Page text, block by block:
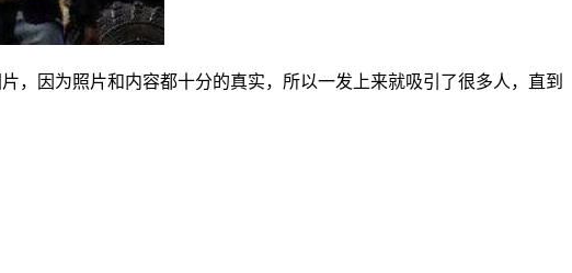
，因为照片和内容都十分的真实，所以一发上来就吸引了很多人，直到